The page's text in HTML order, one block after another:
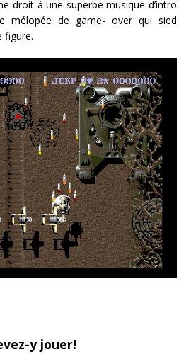
droit à une superbe musique d’intro
mélopée de game- over qui sied
figure.
y jouer!